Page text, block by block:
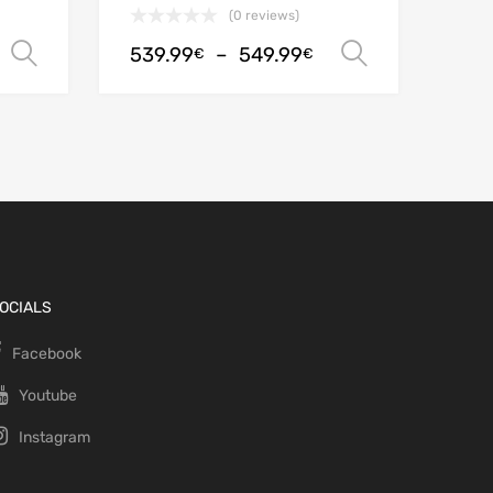
Choix des options
(0 reviews)
539.99€ – 549.99€
Facebook
Youtube
Instagram